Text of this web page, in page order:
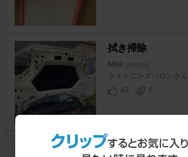
拭き掃除
MINI [F55/56]
ライトニングバロンさん
43
0
オイル交換